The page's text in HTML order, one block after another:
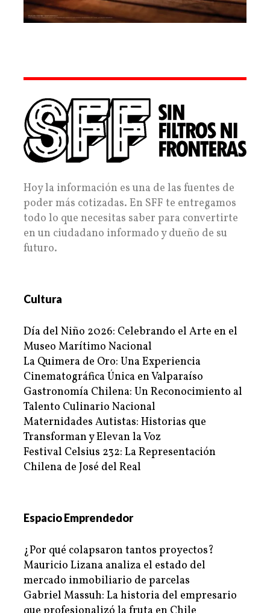
Hoy la información es una de las fuentes de
poder más cotizadas. En SFF te entregamos
todo lo que necesitas saber para convertirte
en un ciudadano informado y dueño de su
futuro.
Cultura
Día del Niño 2026: Celebrando el Arte en el
Museo Marítimo Nacional
La Quimera de Oro: Una Experiencia
Cinematográfica Única en Valparaíso
Gastronomía Chilena: Un Reconocimiento al
Talento Culinario Nacional
Maternidades Autistas: Historias que
Transforman y Elevan la Voz
Festival Celsius 232: La Representación
Chilena de José del Real
Espacio Emprendedor
¿Por qué colapsaron tantos proyectos?
Mauricio Lizana analiza el estado del
mercado inmobiliario de parcelas
Gabriel Massuh: La historia del empresario